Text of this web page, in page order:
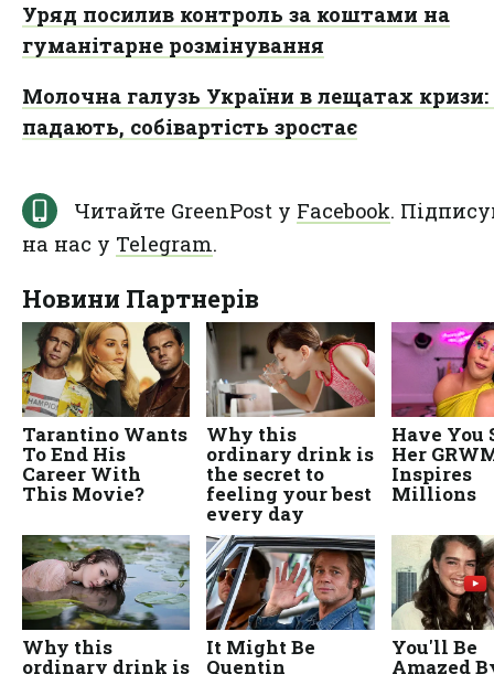
Уряд посилив контроль за коштами на
гуманітарне розмінування
Молочна галузь України в лещатах кризи:
падають, собівартість зростає
Читайте GreenPost у Facebook.
на нас у Telegram.